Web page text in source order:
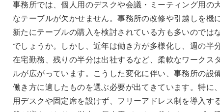
事務所では、個人用のデスクや会議・ミーティング用の
なテーブルが欠かせません。事務所の改修や引越しを機
新たにテーブルの購入を検討されている方も多いのでは
でしょうか。しかし、近年は働き方が多様化し、週の半
在宅勤務、残りの半分は出社するなど、柔軟なワークス
ルが広がっています。こうした変化に伴い、事務所の設
働き方に適したものを選ぶ必要が出てきています。特に
用デスクや固定席を設けず、フリーアドレス制を導入す